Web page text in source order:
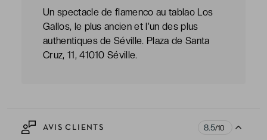
Un spectacle de flamenco au tablao Los
Gallos, le plus ancien et l’un des plus
authentiques de Séville. Plaza de Santa
Cruz, 11, 41010 Séville.
AVIS CLIENTS 8.5/10